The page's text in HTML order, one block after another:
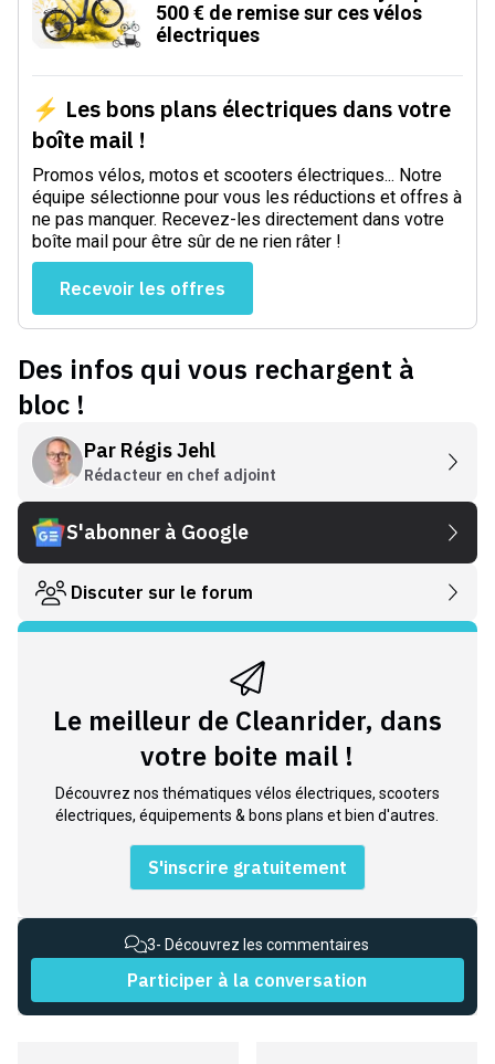
500 € de remise sur ces vélos
électriques
⚡ Les bons plans électriques dans votre
boîte mail !
Promos vélos, motos et scooters électriques... Notre
équipe sélectionne pour vous les réductions et offres à
ne pas manquer. Recevez-les directement dans votre
boîte mail pour être sûr de ne rien râter !
Recevoir les offres
Des infos qui vous rechargent à
bloc !
Par Régis Jehl
Rédacteur en chef adjoint
S'abonner à Google
Discuter sur le forum
Le meilleur de Cleanrider, dans
votre boite mail !
Découvrez nos thématiques vélos électriques, scooters
électriques, équipements & bons plans et bien d'autres.
S'inscrire gratuitement
3- Découvrez les commentaires
Participer à la conversation